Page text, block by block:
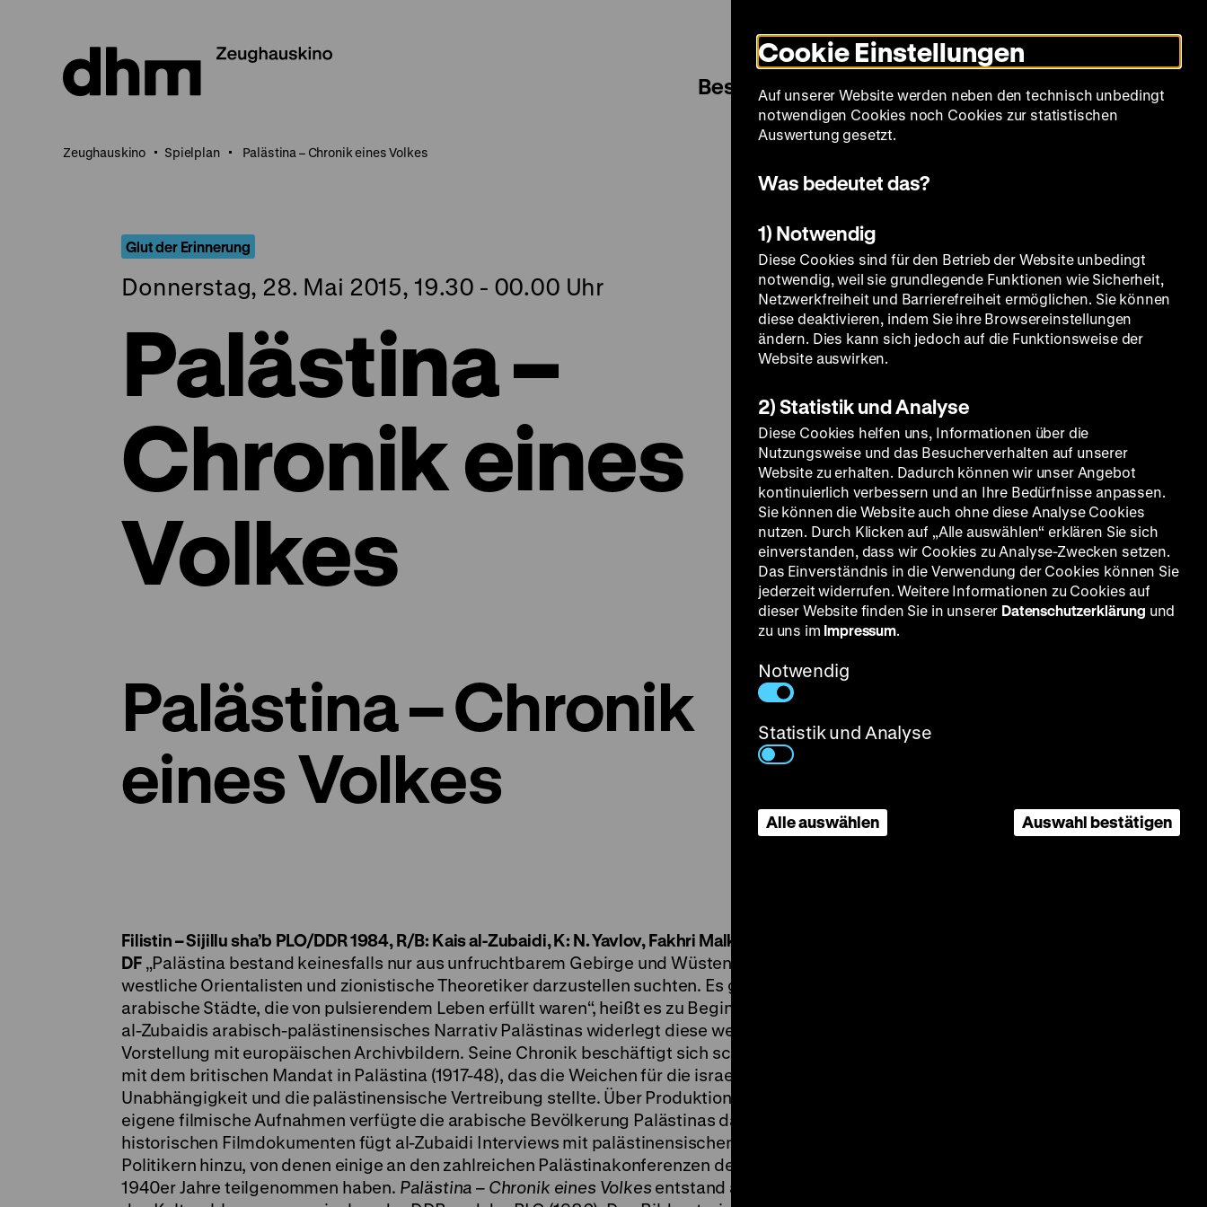
Seiteninhalt
springen
Modus
umschalten
Sprache
Besuch Spielplan Filmreihen Über uns
Zeughauskino Spielplan Palästina – Chronik eines Volkes
Glut der Erinnerung
Donnerstag, 28. Mai 2015, 19.30 - 00.00 Uhr
Palästina –
Chronik eines
Volkes
Palästina – Chronik
eines Volkes
Filistin – Sijillu sha’b PLO/DDR 1984, R/B: Kais al-Zubaidi, K: N. Yavlov, Fakhri Malkavi, 110‘
DF„Palästina bestand keinesfalls nur aus unfruchtbarem Gebirge und Wüsten, wie es
westliche Orientalisten und zionistische Theoretiker darzustellen suchten. Es gab aufblühende
arabische Städte, die von pulsierendem Leben erfüllt waren“, heißt es zu Beginn des Films. Kais
al-Zubaidis arabisch-palästinensisches Narrativ Palästinas widerlegt diese westliche
Vorstellung mit europäischen Archivbildern. Seine Chronik beschäftigt sich schwerpunktmäßig
mit dem britischen Mandat in Palästina (1917-48), das die Weichen für die israelische
Unabhängigkeit und die palästinensische Vertreibung stellte. Über Produktionsmittel für
eigene filmische Aufnahmen verfügte die arabische Bevölkerung Palästinas damals nicht. Den
historischen Filmdokumenten fügt al-Zubaidi Interviews mit palästinensischen Historikern und
Politikern hinzu, von denen einige an den zahlreichen Palästinakonferenzen der 1930er und
1940er Jahre teilgenommen haben. Palästina – Chronik eines Volkes entstand auf Grundlage
Cookie Einstellungen
Auf unserer Website werden neben den technisch unbedingt
notwendigen Cookies noch Cookies zur statistischen
Auswertung gesetzt.
Was bedeutet das?
1) Notwendig
Diese Cookies sind für den Betrieb der Website unbedingt
notwendig, weil sie grundlegende Funktionen wie Sicherheit,
Netzwerkfreiheit und Barrierefreiheit ermöglichen. Sie können
diese deaktivieren, indem Sie ihre Browsereinstellungen
ändern. Dies kann sich jedoch auf die Funktionsweise der
Website auswirken.
2) Statistik und Analyse
Diese Cookies helfen uns, Informationen über die
Nutzungsweise und das Besucherverhalten auf unserer
Website zu erhalten. Dadurch können wir unser Angebot
kontinuierlich verbessern und an Ihre Bedürfnisse anpassen.
Sie können die Website auch ohne diese Analyse Cookies
nutzen. Durch Klicken auf „Alle auswählen“ erklären Sie sich
einverstanden, dass wir Cookies zu Analyse-Zwecken setzen.
Das Einverständnis in die Verwendung der Cookies können Sie
jederzeit widerrufen. Weitere Informationen zu Cookies auf
dieser Website finden Sie in unserer Datenschutzerklärung und
zu uns im Impressum.
Notwendig
Statistik und Analyse
Alle auswählen Auswahl bestätigen